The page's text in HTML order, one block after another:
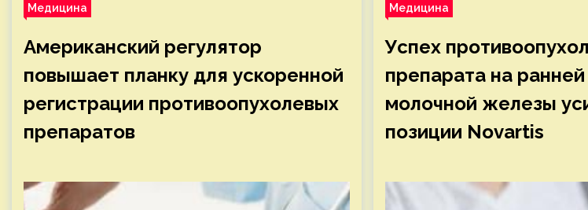
Медицина
Американский регулятор
повышает планку для ускоренной
регистрации противоопухолевых
препаратов
Медицина
Успех
препарата на
молочной железы
позиции Novartis